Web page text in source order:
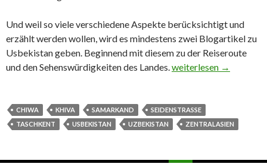
Und weil so viele verschiedene Aspekte berücksichtigt und
erzählt werden wollen, wird es mindestens zwei Blogartikel zu
Usbekistan geben. Beginnend mit diesem zu der Reiseroute
und den Sehenswürdigkeiten des Landes.Usbekistan – Die
weiterlesen →
CHIWA KHIVA SAMARKAND
SEIDENSTRASSE
TASCHKENT
USBEKISTAN UZBEKISTAN ZENTRALASIEN